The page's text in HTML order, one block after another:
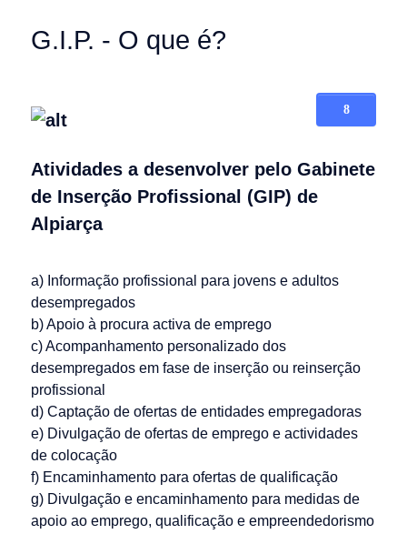
G.I.P. - O que é?
Atividades a desenvolver pelo Gabinete
de Inserção Profissional (GIP) de
Alpiarça
a) Informação profissional para jovens e adultos
desempregados
b) Apoio à procura activa de emprego
c) Acompanhamento personalizado dos
desempregados em fase de inserção ou reinserção
profissional
d) Captação de ofertas de entidades empregadoras
e) Divulgação de ofertas de emprego e actividades
de colocação
f) Encaminhamento para ofertas de qualificação
g) Divulgação e encaminhamento para medidas de
apoio ao emprego, qualificação e empreendedorismo